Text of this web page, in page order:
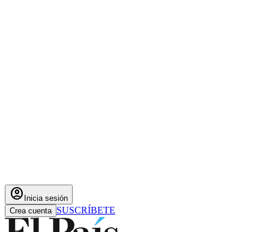
account_circle Inicia sesión
Crea cuenta SUSCRÍBETE